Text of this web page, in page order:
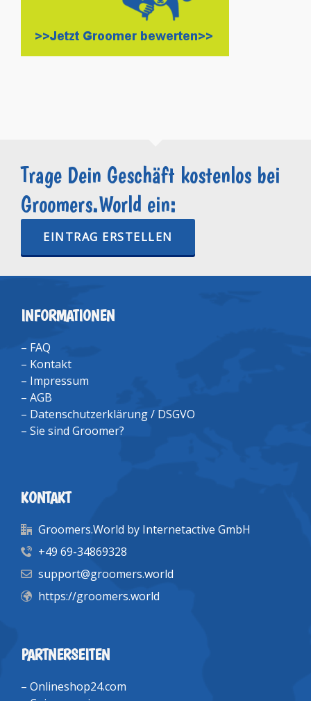
Trage Dein Geschäft kostenlos bei
Groomers.World ein:
EINTRAG ERSTELLEN
INFORMATIONEN
– FAQ
– Kontakt
– Impressum
– AGB
– Datenschutzerklärung / DSGVO
– Sie sind Groomer?
KONTAKT
Groomers.World by Internetactive GmbH
+49 69-34869328
support@groomers.world
https://groomers.world
PARTNERSEITEN
– Onlineshop24.com